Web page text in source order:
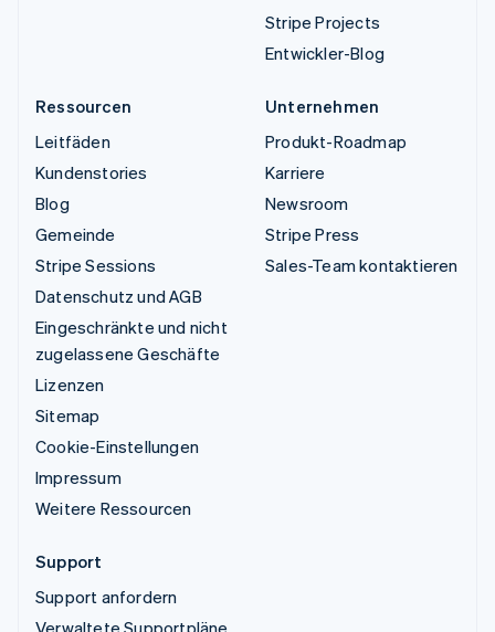
Stripe Projects
Entwickler-Blog
Ressourcen
Leitfäden
Kundenstories
Blog
Gemeinde
Stripe Sessions
Datenschutz und AGB
Eingeschränkte und nicht
zugelassene Geschäfte
Lizenzen
Sitemap
Cookie-Einstellungen
Impressum
Weitere Ressourcen
Unternehmen
Produkt-Roadmap
Karriere
Newsroom
Stripe Press
Sales-Team kontaktieren
Support
Support anfordern